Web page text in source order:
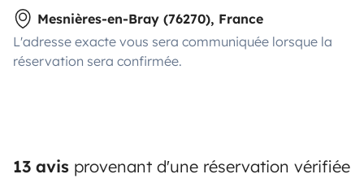
Mesnières-en-Bray (76270), France
L'adresse exacte vous sera communiquée lorsque la
réservation sera confirmée.
13 avis provenant d'une réservation vérifiée